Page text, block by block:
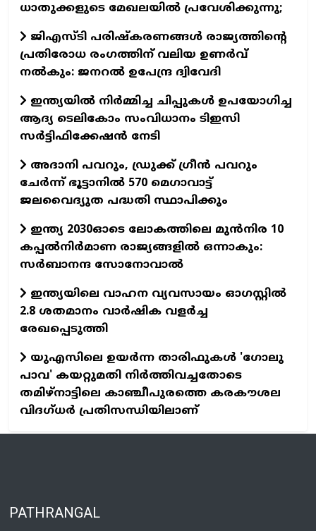
ധാതുക്കളുടെ മേഖലയിൽ പ്രവേശിക്കുന്നു;
ജിഎസ്ടി പരിഷ്‌കരണങ്ങൾ രാജ്യത്തിന്റെ
പ്രതിരോധ രംഗത്തിന് വലിയ ഉണർവ്
നൽകും: ജനറൽ ഉപേന്ദ്ര ദ്വിവേദി
ഇന്ത്യയിൽ നിർമ്മിച്ച ചിപ്പുകൾ ഉപയോഗിച്ച
ആദ്യ ടെലികോം സംവിധാനം ടിഇസി
സർട്ടിഫിക്കേഷൻ നേടി
അദാനി പവറും, ഡ്രുക്ക് ഗ്രീൻ പവറും
ചേർന്ന് ഭൂട്ടാനിൽ 570 മെഗാവാട്ട്
ജലവൈദ്യുത പദ്ധതി സ്ഥാപിക്കും
ഇന്ത്യ 2030ഓടെ ലോകത്തിലെ മുൻനിര 10
കപ്പൽനിർമാണ രാജ്യങ്ങളിൽ ഒന്നാകും:
സർബാനന്ദ സോനോവാൽ
ഇന്ത്യയിലെ വാഹന വ്യവസായം ഓഗസ്റ്റിൽ
2.8 ശതമാനം വാർഷിക വളർച്ച
രേഖപ്പെടുത്തി
യുഎസിലെ ഉയർന്ന താരിഫുകൾ 'ഗോലു
പാവ' കയറ്റുമതി നിർത്തിവച്ചതോടെ
തമിഴ്‌നാട്ടിലെ കാഞ്ചീപുരത്തെ കരകൗശല
വിദഗ്ധർ പ്രതിസന്ധിയിലാണ്
PATHRANGAL